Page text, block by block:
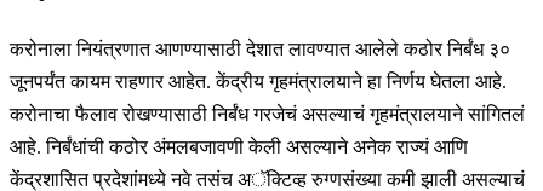
करोनाला नियंत्रणात आणण्यासाठी देशात लावण्यात आलेले कठोर निर्बंध ३०
जूनपर्यंत कायम राहणार आहेत. केंद्रीय गृहमंत्रालयाने हा निर्णय घेतला आहे.
करोनाचा फैलाव रोखण्यासाठी निर्बंध गरजेचं असल्याचं गृहमंत्रालयाने सांगितलं
आहे. निर्बंधांची कठोर अंमलबजावणी केली असल्याने अनेक राज्यं आणि
केंद्रशासित प्रदेशांमध्ये नवे तसंच अॅक्टिव्ह रुग्णसंख्या कमी झाली असल्याचं